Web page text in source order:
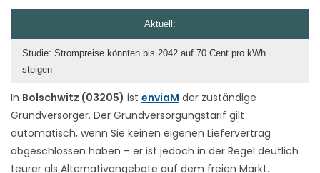
In Bolschwitz (03205) ist enviaM der zuständige
Grundversorger. Der Grundversorgungstarif gilt
automatisch, wenn Sie keinen eigenen Liefervertrag
abgeschlossen haben – er ist jedoch in der Regel deutlich
teurer als Alternativangebote auf dem freien Markt.
Aktuell:
Studie: Strompreise könnten bis 2042 auf 70 Cent pro kWh
steigen